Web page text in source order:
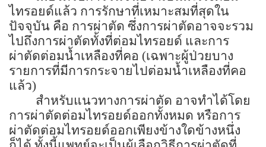
ไทรอยด์แล้ว การรักษาที่เหมาะสมที่สุดใน
ปัจจุบัน คือ การผ่าตัด ซึ่งการผ่าตัดอาจจะรวม
ไปถึงการผ่าตัดทั้งที่ต่อมไทรอยด์ และการ
ผ่าตัดต่อมน้ำเหลืองที่คอ (เฉพาะผู้ป่วยบาง
รายการที่มีการกระจายไปต่อมน้ำเหลืองที่คอ
แล้ว)
สำหรับแนวทางการผ่าตัด อาจทำได้โดย
การผ่าตัดต่อมไทรอยด์ออกทั้งหมด หรือการ
ผ่าตัดต่อมไทรอยด์ออกเพียงข้างใดข้างหนึ่ง